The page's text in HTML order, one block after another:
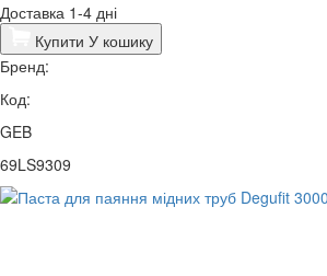
Доставка 1-4 дні
Купити У кошику
Бренд:
Код:
GEB
69LS9309